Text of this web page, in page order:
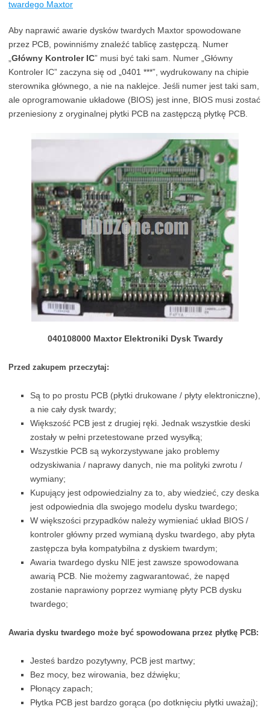
twardego Maxtor
Aby naprawić awarie dysków twardych Maxtor spowodowane
przez PCB, powinniśmy znaleźć tablicę zastępczą. Numer
Główny Kontroler IC” musi być taki sam. Numer „Główny
Kontroler IC” zaczyna się od „0401 ***”, wydrukowany na chipie
sterownika głównego, a nie na naklejce. Jeśli numer jest taki sam,
ale oprogramowanie układowe (BIOS) jest inne, BIOS musi zostać
przeniesiony z oryginalnej płytki PCB na zastępczą płytkę PCB.
040108000 Maxtor Elektroniki Dysk Twardy
Przed zakupem przeczytaj:
Są to po prostu PCB (płytki drukowane / płyty elektroniczne),
a nie cały dysk twardy;
Większość PCB jest z drugiej ręki. Jednak wszystkie deski
zostały w pełni przetestowane przed wysyłką;
Wszystkie PCB są wykorzystywane jako problemy
odzyskiwania / naprawy danych, nie ma polityki zwrotu /
wymiany;
Kupujący jest odpowiedzialny za to, aby wiedzieć, czy deska
jest odpowiednia dla swojego modelu dysku twardego;
W większości przypadków należy wymieniać układ BIOS /
kontroler główny przed wymianą dysku twardego, aby płyta
zastępcza była kompatybilna z dyskiem twardym;
Awaria twardego dysku NIE jest zawsze spowodowana
awarią PCB. Nie możemy zagwarantować, że napęd
zostanie naprawiony poprzez wymianę płyty PCB dysku
twardego;
Awaria dysku twardego może być spowodowana przez płytkę PCB:
Jesteś bardzo pozytywny, PCB jest martwy;
Bez mocy, bez wirowania, bez dźwięku;
Płonący zapach;
Płytka PCB jest bardzo gorąca (po dotknięciu płytki uważaj);